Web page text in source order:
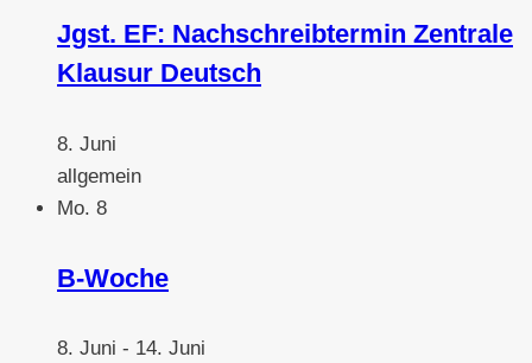
Jgst. EF: Nachschreibtermin Zentrale
Klausur Deutsch
8. Juni
allgemein
Mo. 8
B-Woche
8. Juni - 14. Juni